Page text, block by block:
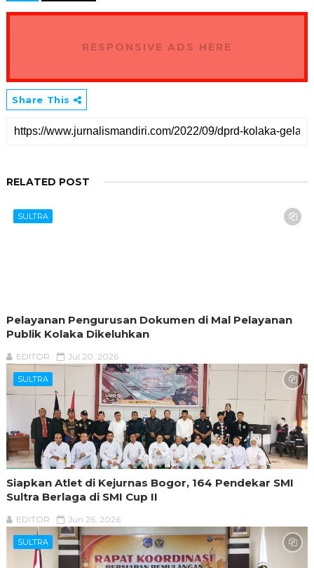
RESPONSIVE ADS HERE
Share This
RELATED POST
SULTRA
Pelayanan Pengurusan Dokumen di Mal Pelayanan
Publik Kolaka Dikeluhkan
EDITOR Jul 20, 2026
SULTRA
Siapkan Atlet di Kejurnas Bogor, 164 Pendekar SMI
Sultra Berlaga di SMI Cup II
EDITOR Jun 26, 2026
SULTRA